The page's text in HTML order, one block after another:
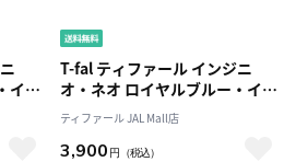
イン
T-fal ティファール インジニ
オ・ネオ ロイヤルブルー・イン
テンス フライパン 28cm
L43706 ガス火専用
ティファール JAL Mall店
3,900 円 （税込）